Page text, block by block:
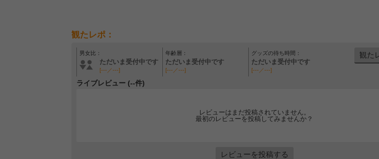
観たレポ：
男女比：
ただいま受付中です
[---／---]
年齢層：
ただいま受付中です
[---／---]
グッズの待ち時間：
ただいま受付中です
[---／---]
観た
ライブレビュー (--件)
レビューはまだ投稿されていません。
最初のレビューを投稿してみませんか？
レビューを投稿する